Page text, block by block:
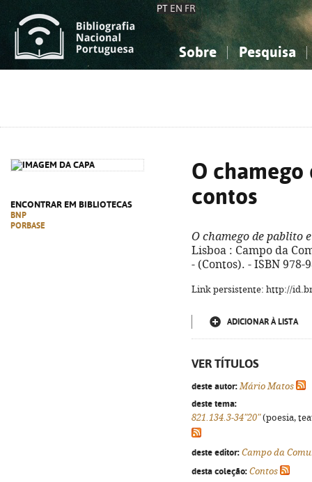
PT EN FR
Sobre Pesquisa
ENCONTRAR EM BIBLIOTECAS
BNP
PORBASE
O
contos
O chamego de pablito
Lisboa : Campo da
- (Contos). - ISBN 978-
Link persistente: http://
ADICIONAR À LISTA
VER TÍTULOS
deste autor: Mário Matos
deste tema:
821.134.3-34"20"(poesia,
deste editor: Campo da
desta coleção: Contos